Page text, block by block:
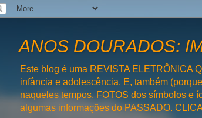
ANOS DOURADOS:
Este blog é uma REVISTA ELETRÔNICA
infância e adolescência. E, também
naqueles tempos. FOTOS dos símbolos e
algumas informações do PASSADO.